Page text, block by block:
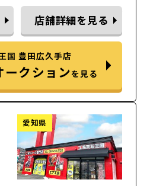
店舗詳細を見る
国 豊田広久手店
クションを見る
愛知県